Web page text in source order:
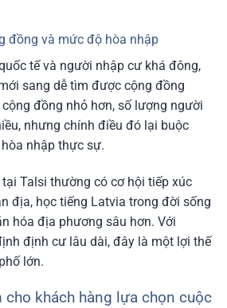
đồng và mức độ hòa nhập
tế và người nhập cư khá đông,
sang dễ tìm được cộng đồng
đồng nhỏ hơn, số lượng người
nhưng chính điều đó lại buộc
nhập thực sự.
Talsi thường có cơ hội tiếp xúc
địa, học tiếng Latvia trong đời sống
hóa địa phương sâu hơn. Với
định cư lâu dài, đây là một lợi thế
lớn.
cho khách hàng lựa chọn cuộc